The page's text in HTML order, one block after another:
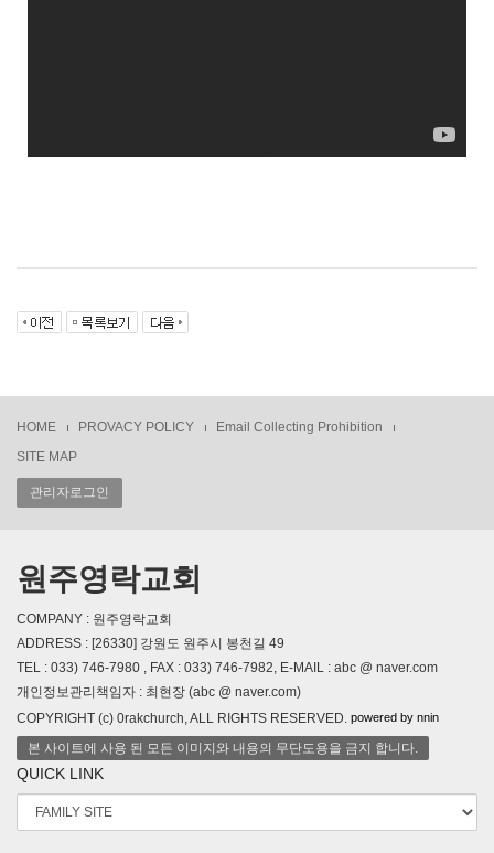
HOME PROVACY POLICY
Email Collecting Prohibition
SITE MAP
관리자로그인
원주영락교회
COMPANY : 원주영락교회
ADDRESS : [26330] 강원도 원주시 봉천길 49
TEL : 033) 746-7980 , FAX : 033) 746-7982, E-MAIL : abc @ naver.com
개인정보관리책임자 : 최현장 (abc @ naver.com)
COPYRIGHT (c) 0rakchurch, ALL RIGHTS RESERVED. powered by nnin
본 사이트에 사용 된 모든 이미지와 내용의 무단도용을 금지 합니다.
QUICK LINK